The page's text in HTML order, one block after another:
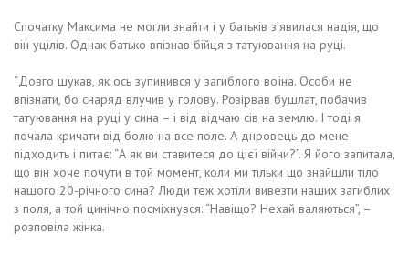
Спочатку Максима не могли знайти і у батьків з’явилася надія, що
він уцілів. Однак батько впізнав бійця з татуювання на руці.
“Довго шукав, як ось зупинився у загиблого воїна. Особи не
впізнати, бо снаряд влучив у голову. Розірвав бушлат, побачив
татуювання на руці у сина – і від відчаю сів на землю. І тоді я
почала кричати від болю на все поле. А днровець до мене
підходить і питає: “А як ви ставитеся до цієї війни?”. Я його запитала,
що він хоче почути в той момент, коли ми тільки що знайшли тіло
нашого 20-річного сина? Люди теж хотіли вивезти наших загиблих
з поля, а той цинічно посміхнувся: “Навіщо? Нехай валяються”, –
розповіла жінка.